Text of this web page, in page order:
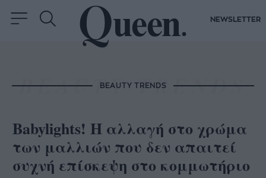
NEWSLETTER
BEAUTY TRENDS
Babylights! Η αλλαγή στο χρώμα
των μαλλιών που δεν απαιτεί
συχνή επίσκεψη στο κομμωτήριο